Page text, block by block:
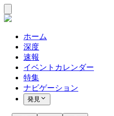
ホーム
深度
速報
イベントカレンダー
特集
ナビゲーション
発見